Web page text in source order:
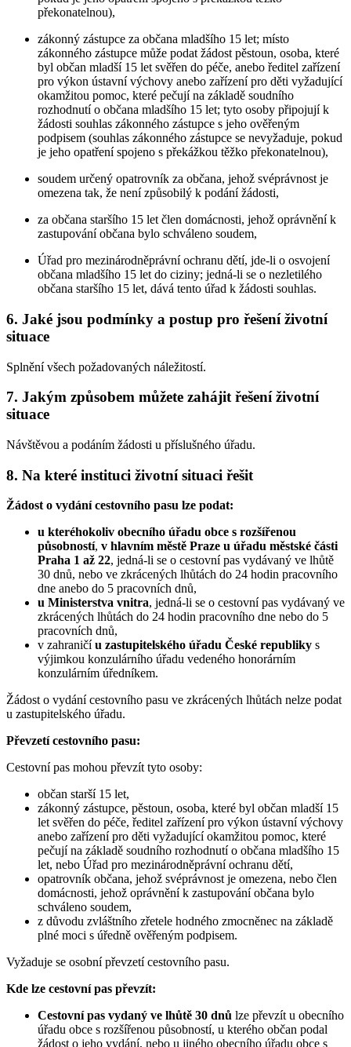
překonatelnou),
zákonný zástupce za občana mladšího 15 let; místo
zákonného zástupce může podat žádost pěstoun, osoba, které
byl občan mladší 15 let svěřen do péče, anebo ředitel zařízení
pro výkon ústavní výchovy anebo zařízení pro děti vyžadující
okamžitou pomoc, které pečují na základě soudního
rozhodnutí o občana mladšího 15 let; tyto osoby připojují k
žádosti souhlas zákonného zástupce s jeho ověřeným
podpisem (souhlas zákonného zástupce se nevyžaduje, pokud
je jeho opatření spojeno s překážkou těžko překonatelnou),
soudem určený opatrovník za občana, jehož svéprávnost je
omezena tak, že není způsobilý k podání žádosti,
za občana staršího 15 let člen domácnosti, jehož oprávnění k
zastupování občana bylo schváleno soudem,
Úřad pro mezinárodněprávní ochranu dětí, jde-li o osvojení
občana mladšího 15 let do ciziny; jedná-li se o nezletilého
občana staršího 15 let, dává tento úřad k žádosti souhlas.
6. Jaké jsou podmínky a postup pro řešení životní
situace
Splnění všech požadovaných náležitostí.
7. Jakým způsobem můžete zahájit řešení životní
situace
Návštěvou a podáním žádosti u příslušného úřadu.
8. Na které instituci životní situaci řešit
Žádost o vydání cestovního pasu lze podat:
u kteréhokoliv obecního úřadu obce s rozšířenou
působností, v hlavním městě Praze u úřadu městské části
Praha 1 až 22, jedná-li se o cestovní pas vydávaný ve lhůtě
30 dnů, nebo ve zkrácených lhůtách do 24 hodin pracovního
dne anebo do 5 pracovních dnů,
u Ministerstva vnitra, jedná-li se o cestovní pas vydávaný ve
zkrácených lhůtách do 24 hodin pracovního dne nebo do 5
pracovních dnů,
v zahraničíu zastupitelského úřadu České republiky s
výjimkou konzulárního úřadu vedeného honorárním
konzulárním úředníkem.
Žádost o vydání cestovního pasu ve zkrácených lhůtách nelze podat
u zastupitelského úřadu.
Převzetí cestovního pasu:
Cestovní pas mohou převzít tyto osoby:
občan starší 15 let,
zákonný zástupce, pěstoun, osoba, které byl občan mladší 15
let svěřen do péče, ředitel zařízení pro výkon ústavní výchovy
anebo zařízení pro děti vyžadující okamžitou pomoc, které
pečují na základě soudního rozhodnutí o občana mladšího 15
let, nebo Úřad pro mezinárodněprávní ochranu dětí,
opatrovník občana, jehož svéprávnost je omezena, nebo člen
domácnosti, jehož oprávnění k zastupování občana bylo
schváleno soudem,
z důvodu zvláštního zřetele hodného zmocněnec na základě
plné moci s úředně ověřeným podpisem.
Vyžaduje se osobní převzetí cestovního pasu.
Kde lze cestovní pas převzít:
Cestovní pas vydaný ve lhůtě 30 dnů lze převzít u obecního
úřadu obce s rozšířenou působností, u kterého občan podal
žádost o jeho vydání, nebo u jiného obecního úřadu obce s